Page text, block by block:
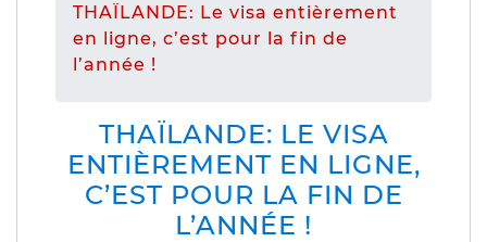
THAÏLANDE: Le visa entièrement
en ligne, c’est pour la fin de
l’année !
THAÏLANDE: LE VISA
ENTIÈREMENT EN LIGNE,
C’EST POUR LA FIN DE
L’ANNÉE !